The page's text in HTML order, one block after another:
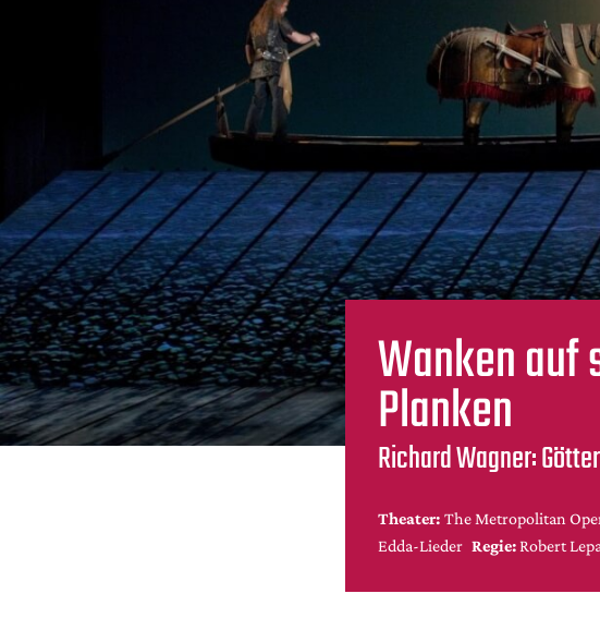
Wanken auf
Planken
Richard Wagner:
Theater: The Metropolitan
Edda-Lieder Regie: Robert